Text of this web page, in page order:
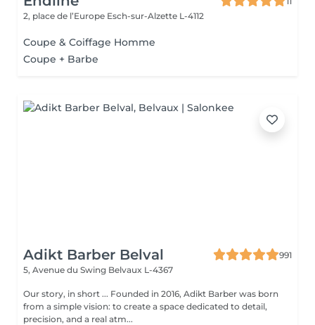
2, place de l’Europe Esch-sur-Alzette L-4112
Coupe & Coiffage Homme
Coupe + Barbe
Adikt Barber Belval
991
5, Avenue du Swing Belvaux L-4367
Our story, in short ... Founded in 2016, Adikt Barber was born
from a simple vision: to create a space dedicated to detail,
precision, and a real atm...